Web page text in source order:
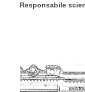
Responsabile